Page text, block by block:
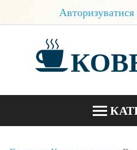
Авторизуватися